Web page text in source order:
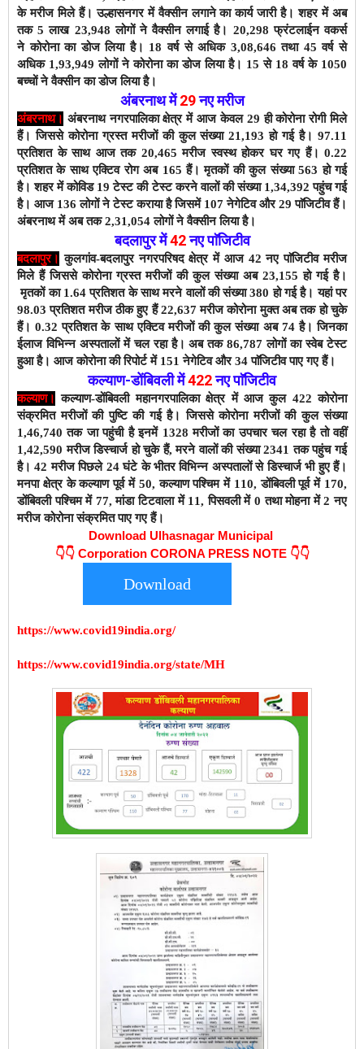
के मरीज मिले हैं। उल्हासनगर में वैक्सीन लगाने का कार्य जारी है। शहर में अब
तक 5 लाख 23,948 लोगों ने वैक्सीन लगाई है। 20,298 फ्रंटलाईन वकर्स
नेकोरोना का डोज लिया है। 18 वर्ष से अधिक 3,08,646 तथा 45 वर्ष से
अधिक 1,93,949 लोगों ने कोरोना का डोज लिया है। 15 से 18 वर्ष के 1050
बच्चों ने वैक्सीन का डोज लिया है।
अंबरनाथ में29नएमरीज
अंबरनाथ। अंबरनाथ नगरपालिका क्षेत्र में आज केवल 29 ही कोरोना रोगी मिले
हैं। जिससे कोरोना ग्रस्त मरीजों की कुल संख्या 21,193 हो गई है। 97.11
प्रतिशत के साथ आज तक 20,465 मरीज स्वस्थ होकर घर गए हैं। 0.22
प्रतिशत के साथ एक्टिव रोग अब 165 हैं। मृतकों की कुल संख्या 563 हो गई
है। शहर में कोविड 19 टेस्ट की टेस्ट करने वालों की संख्या 1,34,392 पहुंच गई
है। आज 136 लोगों ने टेस्ट कराया है जिसमें 107 नेगेटिव और 29 पाॅजिटीव हैं।
अंबरनाथ में अब तक 2,31,054 लोगों ने वैक्सीनलिया है।
बदलापुर में42नए पाॅजिटीव
बदलापुर। कुलगांव-बदलापुर नगरपरिषद क्षेत्र में आज 42 नए पाॅजिटीव मरीज
मिले हैं जिससे कोरोना ग्रस्त मरीजों की कुल संख्या अब 23,155 हो गई है।
मृतकों का 1.64 प्रतिशत के साथमरने वालों की संख्या 380 हो गई है। यहां पर
98.03 प्रतिशत मरीज ठीक हुए हैं 22,637 मरीज कोरोना मुक्त अब तक हो चुके
हैं। 0.32 प्रतिशत के साथ एक्टिव मरीजों की कुल संख्या अब 74 है। जिनका
ईलाज विभिन्न अस्पतालों में चल रहा है। अब तक 86,787 लोगों का स्वेब टेस्ट
हुआ है। आज कोरोना की रिपोर्ट में 151 नेगेटिव और 34 पाॅजिटीव पाए गए हैं।
कल्याण-डोंबिवलीमें422नएपाॅजिटीव
कल्याण। कल्याण-डोंबिवली महानगरपालिका क्षेत्र में आज कुल 422 कोरोना
संक्रमित मरीजों की पुष्टि की गई है। जिससे कोरोना मरीजों की कुल संख्या
1,46,740 तक जा पहुंची है इनमें 1328 मरीजों का उपचार चल रहा है तो वहीं
1,42,590 मरीज डिस्चार्ज हो चुके हैं,मरने वालों की संख्या 2341 तक पहुंच गई
है। 42 मरीज पिछले 24 घंटे के भीतर विभिन्न अस्पतालों से डिस्चार्ज भी हुए हैं।
मनपा क्षेत्र के कल्याण पूर्व में 50, कल्याण पश्चिम में 110, डोंबिवली पूर्व में 170,
डोंबिवली पश्चिम में 77, मांडा टिटवाला में 11, पिसवली में 0 तथा मोहना में 2 नए
मरीज कोरोना संक्रमित पाए गए हैं।
Download Ulhasnagar Municipal
👇👇 Corporation CORONA PRESS NOTE 👇👇
Download
https://www.covid19india.org/
https://www.covid19india.org/state/MH